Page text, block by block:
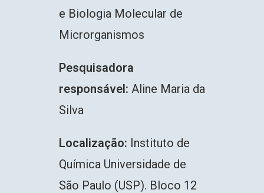
e Biologia Molecular de
Microrganismos
Pesquisadora
responsável: Aline Maria da
Silva
Localização: Instituto de
Química Universidade de
São Paulo (USP). Bloco 12